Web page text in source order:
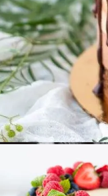
Депрессии: Шик,